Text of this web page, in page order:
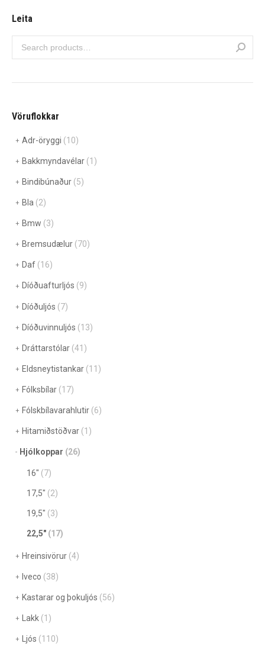
Leita
Vöruflokkar
Adr-öryggi (10)
Bakkmyndavélar (1)
Bindibúnaður (5)
Bla (2)
Bmw (3)
Bremsudælur (70)
Daf (16)
Díóðuafturljós (9)
Díóðuljós (7)
Díóðuvinnuljós (13)
Dráttarstólar (41)
Eldsneytistankar (11)
Fólksbílar (17)
Fólskbílavarahlutir (6)
Hitamiðstöðvar (1)
Hjólkoppar (26)
16" (7)
17,5" (2)
19,5" (3)
22,5" (17)
Hreinsivörur (4)
Iveco (38)
Kastarar og þokuljós (56)
Lakk (1)
Ljós (110)